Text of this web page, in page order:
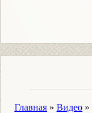
Главная » Видео »